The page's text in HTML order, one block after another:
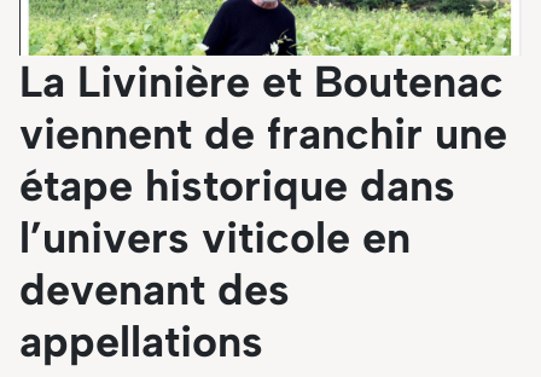
La Livinière et Boutenac
viennent de franchir une
étape historique dans
l’univers viticole en
devenant des
appellations